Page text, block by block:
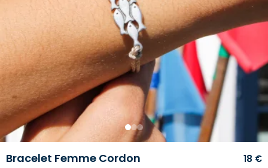
1 23
Bracelet Femme Cordon
18 €